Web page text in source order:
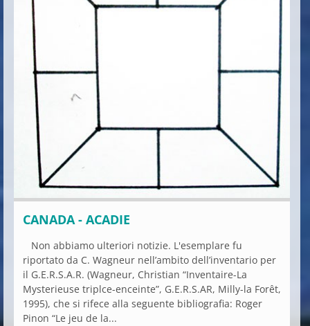
CANADA - ACADIE
Non abbiamo ulteriori notizie. L'esemplare fu
riportato da C. Wagneur nell’ambito dell’inventario per
il G.E.R.S.A.R. (Wagneur, Christian “Inventaire-La
Mysterieuse triplce-enceinte”, G.E.R.S.AR, Milly-la Forêt,
1995), che si rifece alla seguente bibliografia: Roger
Pinon “Le jeu de la...